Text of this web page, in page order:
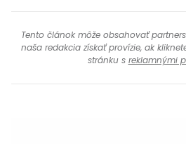
Tento článok môže obsahovať
naša redakcia získať provízie, ak
stránku s reklamnými